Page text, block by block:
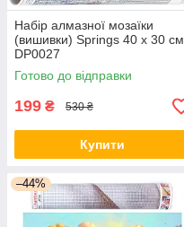
Набір алмазної мозаїки
(вишивки) Springs 40 x 30 см
DP0027
Готово до відправки
199 ₴ 530 ₴
Купити
–44%